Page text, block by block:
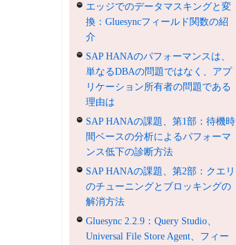
エッジでのデータマスキングと変
換：Gluesyncフィールド関数の紹
介
SAP HANAのパフォーマンスは、
単なるDBAの問題ではなく、アプ
リケーション所有者の問題である
理由は
SAP HANAの課題、第1部：待機時
間ベースの分析によるパフォーマ
ンス低下の診断方法
SAP HANAの課題、第2部：クエリ
のチューニングとブロッキングの
解消方法
Gluesync 2.2.9：Query Studio、
Universal File Store Agent、フィー